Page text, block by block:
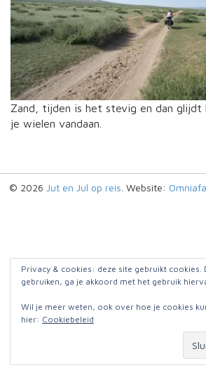
Zand, tijden is het stevig en dan glijdt
je wielen vandaan.
© 2026 Jut en Jul op reis . Website:
Privacy & cookies: deze site gebruikt cookies.
gebruiken, ga je akkoord met het gebruik
Wil je meer weten, ook over hoe je cookies
hier: Cookiebeleid